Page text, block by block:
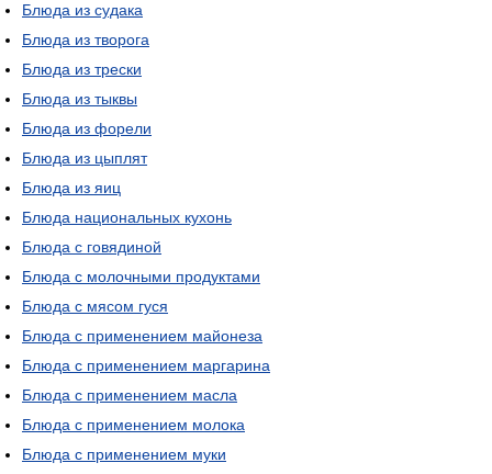
Блюда из судака
Блюда из творога
Блюда из трески
Блюда из тыквы
Блюда из форели
Блюда из цыплят
Блюда из яиц
Блюда национальных кухонь
Блюда с говядиной
Блюда с молочными продуктами
Блюда с мясом гуся
Блюда с применением майонеза
Блюда с применением маргарина
Блюда с применением масла
Блюда с применением молока
Блюда с применением муки